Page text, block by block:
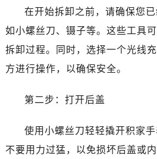
在开始拆卸之前，请确保您已
如小螺丝刀、镊子等。这些工具
拆卸过程。同时，选择一个光线
方进行操作，以确保安全。
第二步：打开后盖
使用小螺丝刀轻轻撬开积家
不要用力过猛，以免损坏后盖或